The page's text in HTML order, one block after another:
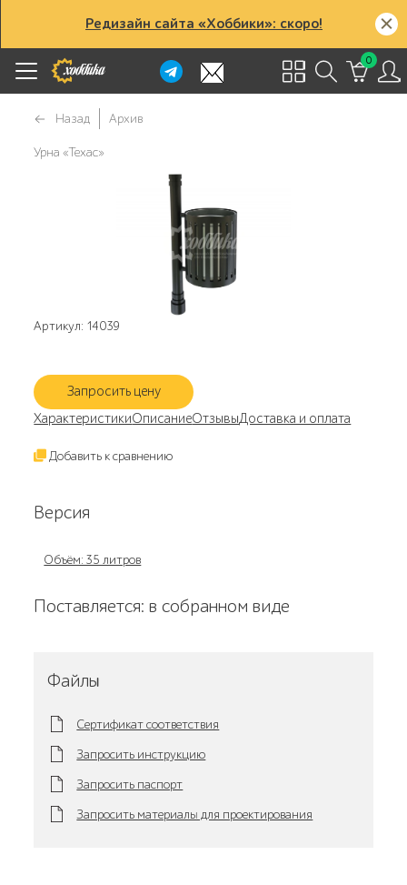
Редизайн сайта «Хоббики»: скоро!
0
Назад Архив
Урна «Техас»
Артикул: 14039
Запросить цену
ХарактеристикиОписаниеОтзывыДоставка и оплата
Добавить к сравнению
Версия
Объём: 35 литров
Поставляется: в собранном виде
Файлы
Сертификат соответствия
Запросить инструкцию
Запросить паспорт
Запросить материалы для проектирования